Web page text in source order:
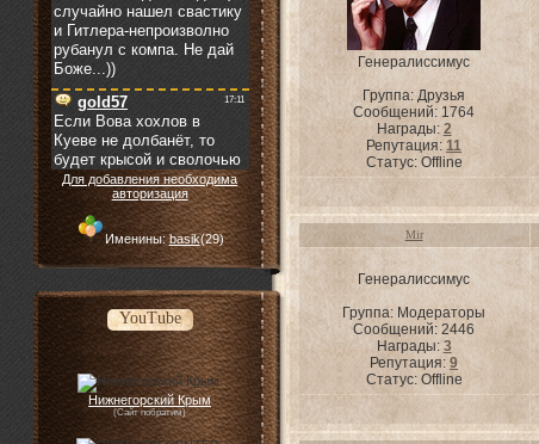
Для добавления необходима
авторизация
Именины:basik(29)
YouTube
Нижнегорский Крым
(Сайт побратим)
Генералиссимус
Группа: Друзья
Сообщений: 1764
Награды: 2
Репутация:11
Статус: Offline
Mir
Генералиссимус
Группа: Модераторы
Сообщений:2446
Награды: 3
Репутация:9
Статус: Offline